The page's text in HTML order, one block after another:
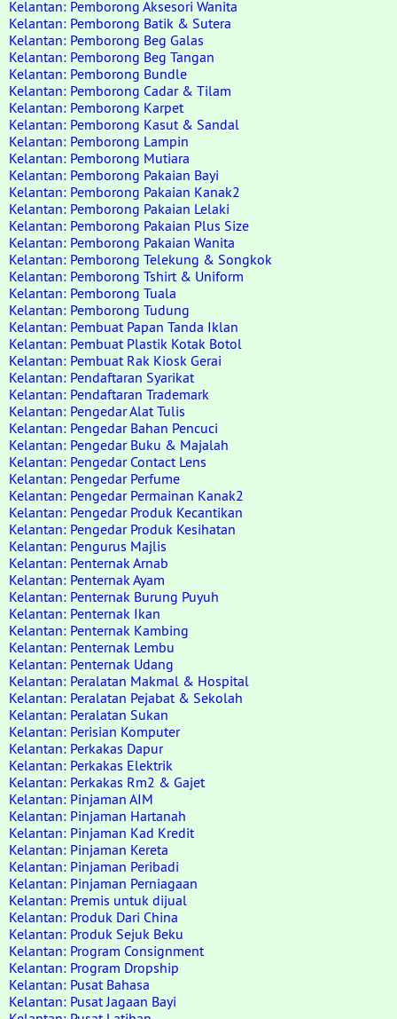
Kelantan: Pemborong Aksesori Wanita
Kelantan: Pemborong Batik & Sutera
Kelantan: Pemborong Beg Galas
Kelantan: Pemborong Beg Tangan
Kelantan: Pemborong Bundle
Kelantan: Pemborong Cadar & Tilam
Kelantan: Pemborong Karpet
Kelantan: Pemborong Kasut & Sandal
Kelantan: Pemborong Lampin
Kelantan: Pemborong Mutiara
Kelantan: Pemborong Pakaian Bayi
Kelantan: Pemborong Pakaian Kanak2
Kelantan: Pemborong Pakaian Lelaki
Kelantan: Pemborong Pakaian Plus Size
Kelantan: Pemborong Pakaian Wanita
Kelantan: Pemborong Telekung & Songkok
Kelantan: Pemborong Tshirt & Uniform
Kelantan: Pemborong Tuala
Kelantan: Pemborong Tudung
Kelantan: Pembuat Papan Tanda Iklan
Kelantan: Pembuat Plastik Kotak Botol
Kelantan: Pembuat Rak Kiosk Gerai
Kelantan: Pendaftaran Syarikat
Kelantan: Pendaftaran Trademark
Kelantan: Pengedar Alat Tulis
Kelantan: Pengedar Bahan Pencuci
Kelantan: Pengedar Buku & Majalah
Kelantan: Pengedar Contact Lens
Kelantan: Pengedar Perfume
Kelantan: Pengedar Permainan Kanak2
Kelantan: Pengedar Produk Kecantikan
Kelantan: Pengedar Produk Kesihatan
Kelantan: Pengurus Majlis
Kelantan: Penternak Arnab
Kelantan: Penternak Ayam
Kelantan: Penternak Burung Puyuh
Kelantan: Penternak Ikan
Kelantan: Penternak Kambing
Kelantan: Penternak Lembu
Kelantan: Penternak Udang
Kelantan: Peralatan Makmal & Hospital
Kelantan: Peralatan Pejabat & Sekolah
Kelantan: Peralatan Sukan
Kelantan: Perisian Komputer
Kelantan: Perkakas Dapur
Kelantan: Perkakas Elektrik
Kelantan: Perkakas Rm2 & Gajet
Kelantan: Pinjaman AIM
Kelantan: Pinjaman Hartanah
Kelantan: Pinjaman Kad Kredit
Kelantan: Pinjaman Kereta
Kelantan: Pinjaman Peribadi
Kelantan: Pinjaman Perniagaan
Kelantan: Premis untuk dijual
Kelantan: Produk Dari China
Kelantan: Produk Sejuk Beku
Kelantan: Program Consignment
Kelantan: Program Dropship
Kelantan: Pusat Bahasa
Kelantan: Pusat Jagaan Bayi